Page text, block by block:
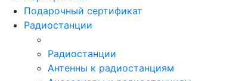
Подарочный сертификат
Радиостанции
Радиостанции
Антенны к радиостанциям